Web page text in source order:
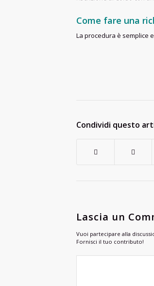
Come fare una
La procedura è semplice
Condividi questo
Lascia un
Vuoi partecipare alla
Fornisci il tuo contributo!